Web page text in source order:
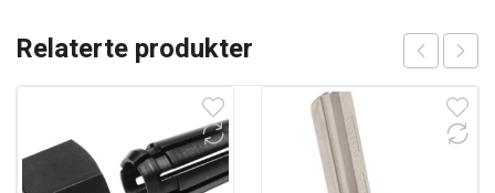
Relaterte produkter